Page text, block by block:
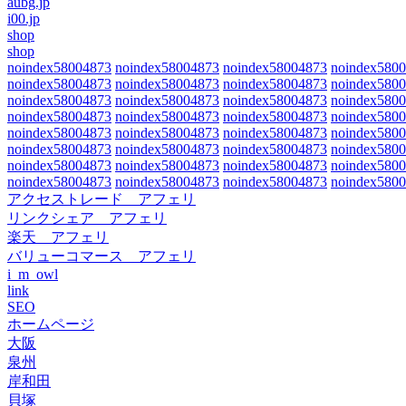
i00.jp
shop
shop
noindex58004873 noindex58004873 noindex58004873
noindex58004873 noindex58004873 noindex58004873
noindex58004873 noindex58004873 noindex58004873
noindex58004873 noindex58004873 noindex58004873
noindex58004873 noindex58004873 noindex58004873
noindex58004873 noindex58004873 noindex58004873
noindex58004873 noindex58004873 noindex58004873
noindex58004873 noindex58004873 noindex58004873
アクセストレード アフェリ
リンクシェア アフェリ
楽天 アフェリ
バリューコマース アフェリ
i_m_owl
link
SEO
ホームページ
大阪
泉州
岸和田
貝塚